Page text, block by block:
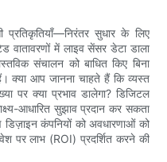
प्रतिकृतियाँ—निरंतर सुधार के लिए
वातावरणों में लाइव सेंसर डेटा डाला
संचालन को बाधित किए बिना
क्या आप जानना चाहते हैं कि व्यस्त
पर क्या प्रभाव डालेगा? डिजिटल
आधारित सुझाव प्रदान कर सकता
डिज़ाइन कंपनियों को अवधारणाओं को
पर लाभ (ROI) प्रदर्शित करने की